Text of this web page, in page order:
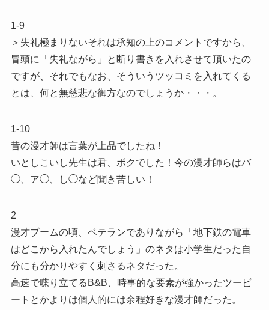
1-9
＞失礼極まりないそれは承知の上のコメントですから、
冒頭に「失礼ながら」と断り書きを入れさせて頂いたの
ですが、それでもなお、そういうツッコミを入れてくる
とは、何と無慈悲な御方なのでしょうか・・・。
1-10
昔の漫才師は言葉が上品でしたね！
いとしこいし先生は君、ボクでした！今の漫才師らはバ
◯、ア◯、し◯など聞き苦しい！
2
漫才ブームの頃、ベテランでありながら「地下鉄の電車
はどこから入れたんでしょう」のネタは小学生だった自
分にも分かりやすく刺さるネタだった。
高速で喋り立てるB&B、時事的な要素が強かったツービ
ートとかよりは個人的には余程好きな漫才師だった。